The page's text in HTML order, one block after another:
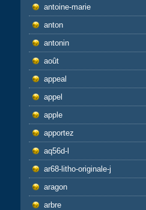
antoine-marie
anton
antonin
août
appeal
appel
apple
apportez
aq56d-l
ar68-litho-originale-j
aragon
arbre